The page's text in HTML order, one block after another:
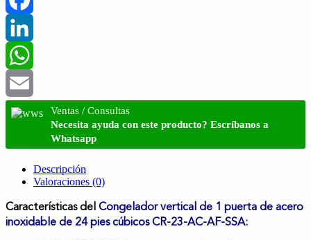
Facebook
LinkedIn
WhatsApp
Email
Ventas / Consultas
Necesita ayuda con este producto? Escríbanos a
Whatsapp
Descripción
Valoraciones (0)
Características delCongelador vertical de 1 puerta de acero
inoxidable de 24 pies cúbicos CR-23-AC-AF-SSA: